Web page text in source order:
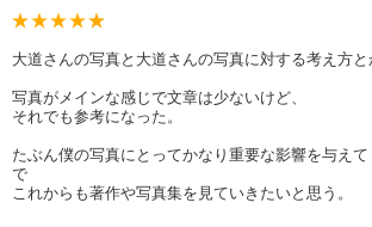
大道さんの写真と大道さんの写真に対する考え方と
写真がメインな感じで文章は少ないけど、
それでも参考になった。
たぶん僕の写真にとってかなり重要な影響を与え
で
これからも著作や写真集を見ていきたいと思う。